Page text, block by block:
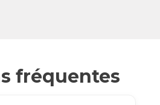
fréquentes